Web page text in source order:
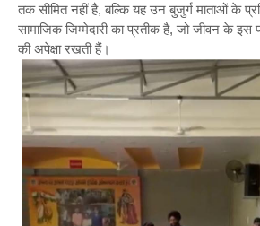
तक सीमित नहीं है, बल्कि यह उन बुजुर्ग माताओं के
सामाजिक जिम्मेदारी का प्रतीक है, जो जीवन के
की अपेक्षा रखती हैं।